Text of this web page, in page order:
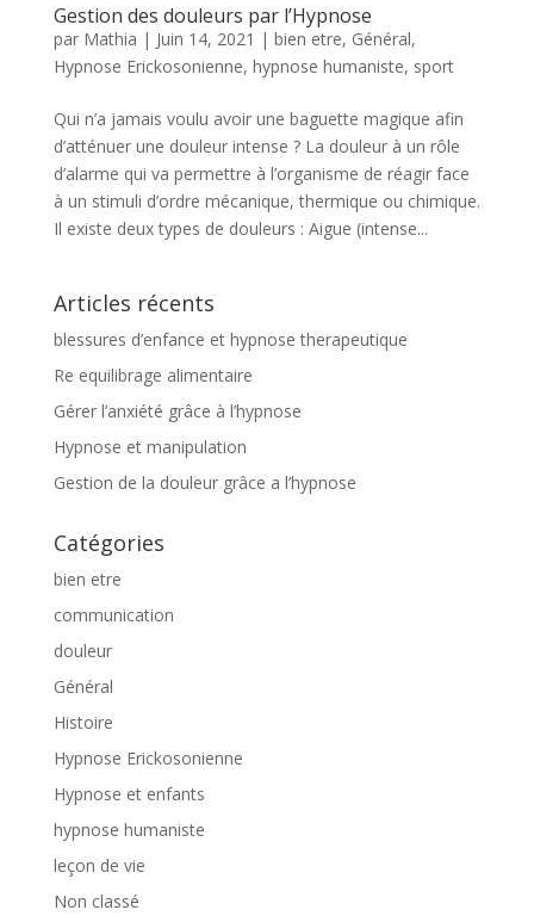
Gestion des douleurs par l’Hypnose
par Mathia | Juin 14, 2021 | bien etre, Général,
Hypnose Erickosonienne, hypnose humaniste, sport
Qui n’a jamais voulu avoir une baguette magique afin
d’atténuer une douleur intense ? La douleur à un rôle
d’alarme qui va permettre à l’organisme de réagir face
à un stimuli d’ordre mécanique, thermique ou chimique.
Il existe deux types de douleurs : Aigue (intense...
Articles récents
blessures d’enfance et hypnose therapeutique
Re equilibrage alimentaire
Gérer l’anxiété grâce à l’hypnose
Hypnose et manipulation
Gestion de la douleur grâce a l’hypnose
Catégories
bien etre
communication
douleur
Général
Histoire
Hypnose Erickosonienne
Hypnose et enfants
hypnose humaniste
leçon de vie
Non classé